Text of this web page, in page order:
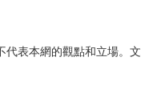
表本網的觀點和立場。文